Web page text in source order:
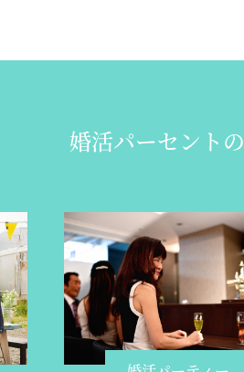
婚活パーセントの